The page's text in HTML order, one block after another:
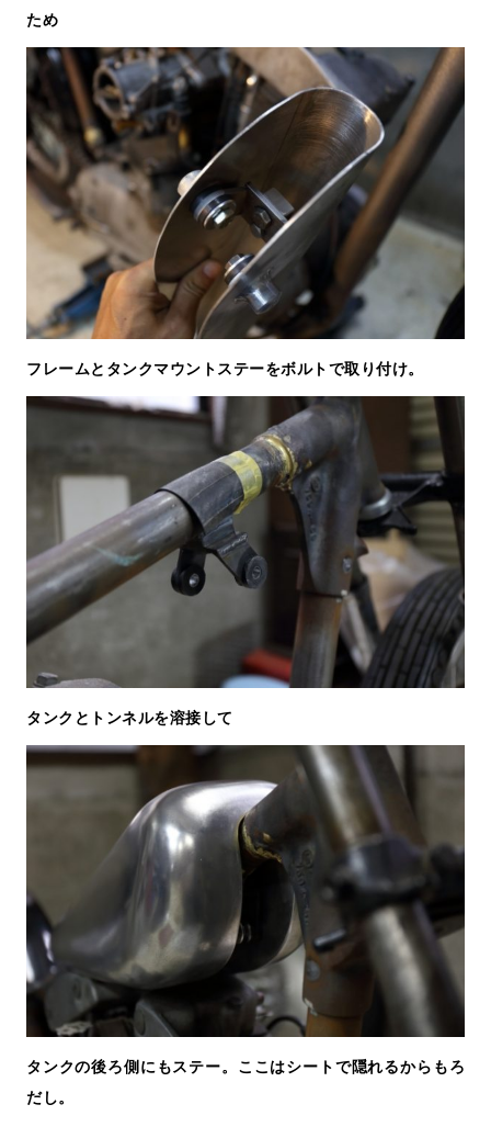
ため
フレームとタンクマウントステーをボルトで取り付け。
タンクとトンネルを溶接して
タンクの後ろ側にもステー。ここはシートで隠れるからもろ
だし。